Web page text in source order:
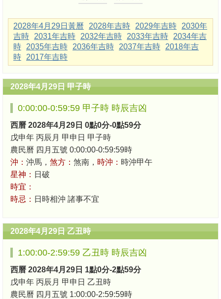
2028年4月29日黃曆 2028年吉時 2029年吉時
2030年
吉時
2031年吉時 2032年吉時 2033年吉時
2034年吉
時
2035年吉時 2036年吉時 2037年吉時
2018年吉
時
2017年吉時
2028年4月29日 甲子時
0:00:00-0:59:59 甲子時 時辰吉凶
西曆 2028年4月29日 0點0分-0點59分
戊申年 丙辰月 甲申日 甲子時
農民曆 四月五號 0:00:00-0:59:59時
沖： 沖馬， 煞方： 煞南， 時沖： 時沖甲午
星神： 日破
時宜：
時忌： 日時相沖 諸事不宜
2028年4月29日 乙丑時
1:00:00-2:59:59 乙丑時 時辰吉凶
西曆 2028年4月29日 1點0分-2點59分
戊申年 丙辰月 甲申日 乙丑時
農民曆 四月五號 1:00:00-2:59:59時